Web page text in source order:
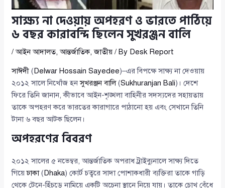
সাক্ষ্য না দেওয়ায় অপহরণ ও ভারতে পাঠিয়ে
৬ বছর কারাবন্দি ছিলেন সুখরঞ্জন বালি
/আইন আদালত,আন্তর্জাতিক,জাতীয় / By Desk Report
সাঈদী ( Delwar Hossain Sayedee)–এর বিপক্ষে সাক্ষ্য না দেওয়ায়
২০১২ সালে নিখোঁজ হনসুখরঞ্জন বালি(Sukhuranjan Bali)। দেশে
ফিরে তিনি জানান, কীভাবে আইন-শৃঙ্খলা বাহিনীর সদস্যদের সহায়তায়
তাকে অপহরণ করে ভারতের কারাগারে পাঠানো হয় এবং সেখানে তিনি
টানা ৬ বছর আটক ছিলেন।
অপহরণের বিবরণ
২০১২ সালের ৫ নভেম্বর, আন্তর্জাতিক অপরাধ ট্রাইব্যুনালে সাক্ষ্য দিতে
গিয়েঢাকা( Dhaka) কোর্ট চত্বরে সাদা পোশাকধারী ব্যক্তিরা তাকে গাড়ি
থেকে টেনে-হিঁচড়ে নামিয়ে একটি অচেনা স্থানে নিয়ে যায়। তাকে চোখ বেঁধে